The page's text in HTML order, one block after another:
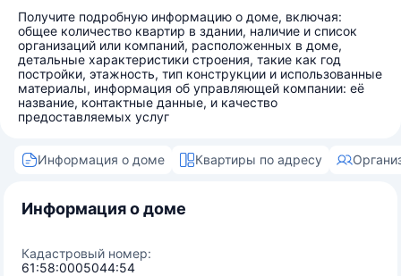
Получите подробную информацию о доме, включая:
общее количество квартир в здании, наличие и список
организаций или компаний, расположенных в доме,
детальные характеристики строения, такие как год
постройки, этажность, тип конструкции и использованные
материалы, информация об управляющей компании: её
название, контактные данные, и качество
предоставляемых услуг
Информация о доме Квартиры по адресу
Информация о доме
Кадастровый номер:
61:58:0005044:54